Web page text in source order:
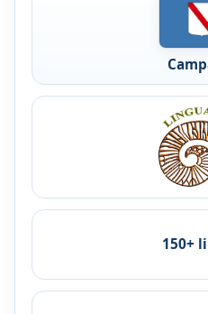
150+